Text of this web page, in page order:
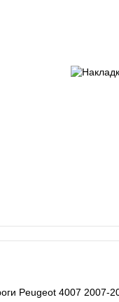
Peugeot 4007 2007-